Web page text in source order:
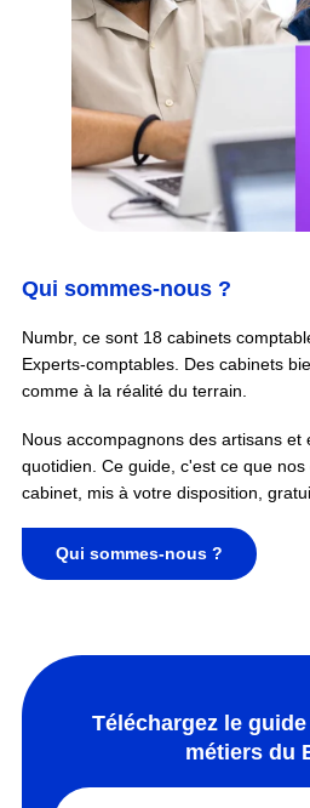
Qui sommes-nous ?
Numbr, ce sont 18 cabinets
Experts-comptables. Des cabinets
comme à la réalité du terrain.
Nous accompagnons des artisans et
quotidien. Ce guide, c'est ce que
cabinet, mis à votre disposition,
Qui sommes-nous ?
Téléchargez le
métiers du